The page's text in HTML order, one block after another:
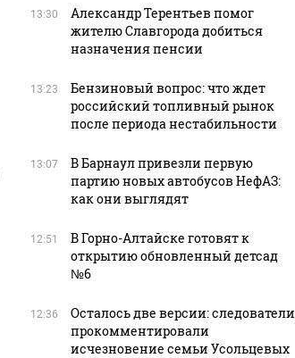
13:30
Александр Терентьев помог
жителю Славгорода добиться
назначения пенсии
13:23
Бензиновый вопрос: что ждет
российский топливный рынок
после периода нестабильности
13:07
В Барнаул привезли первую
партию новых автобусов НефАЗ:
как они выглядят
12:51
В Горно-Алтайске готовят к
открытию обновленный детсад
№6
12:36
Осталось две версии: следователи
прокомментировали
исчезновение семьи Усольцевых